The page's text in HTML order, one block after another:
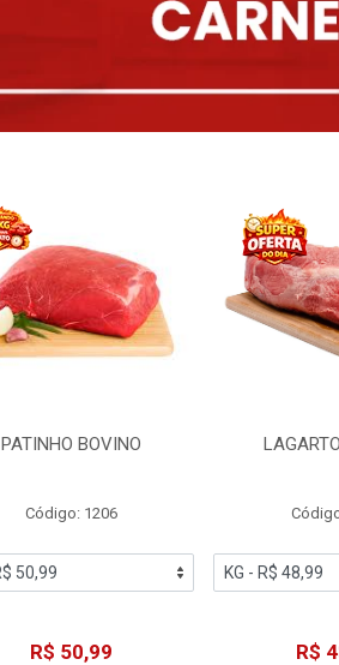
PATINHO BOVINO
Código: 1206
R$ 50,99 R$